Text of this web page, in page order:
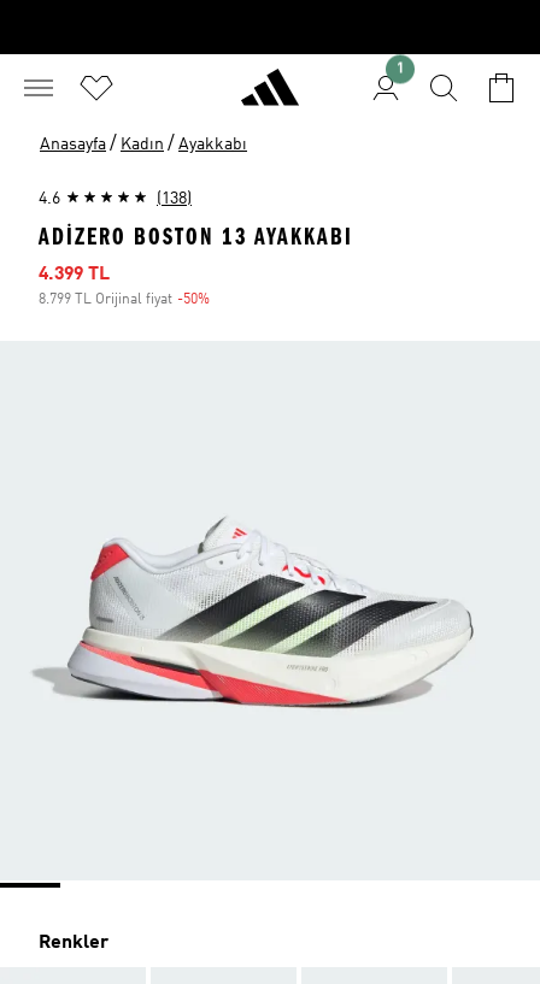
1
Anasayfa / Kadın / Ayakkabı
4.6 (138)
ADIZERO BOSTON 13 AYAKKABI
İndirimli fiyat
4.399 TL
8.799 TL Orijinal fiyat -50%
Renkler